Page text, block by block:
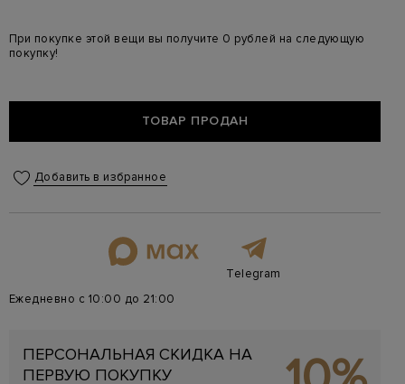
При покупке этой вещи вы получите 0 рублей на следующую
покупку!
ТОВАР ПРОДАН
Добавить в избранное
Telegram
Ежедневно с 10:00 до 21:00
ПЕРСОНАЛЬНАЯ СКИДКА НА
ПЕРВУЮ ПОКУПКУ